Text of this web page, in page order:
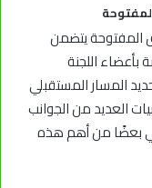
المفتوحة يتضمن
اللجنة
المسار المستقبلي
العديد من الجوانب
بعضًا من أهم هذه